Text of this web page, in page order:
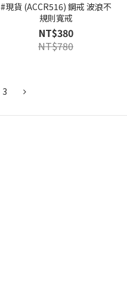
#現貨 (ACCR516) 鋼戒 波浪不
規則寬戒
NT$380
NT$780
3